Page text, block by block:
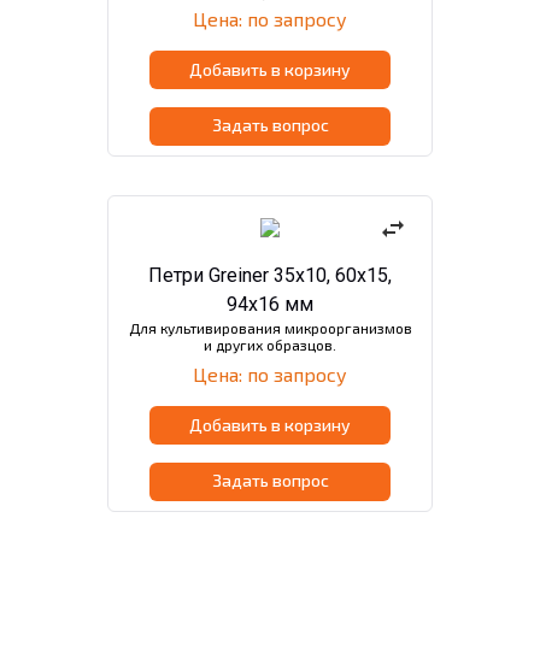
Цена: по запросу
Добавить в корзину
Задать вопрос
swap_horiz
Петри Greiner 35х10, 60х15,
94х16 мм
Для культивирования микроорганизмов
и других образцов.
Цена: по запросу
Добавить в корзину
Задать вопрос